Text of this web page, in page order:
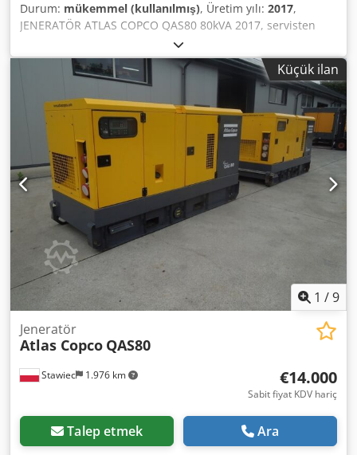
Durum: mükemmel (kullanılmış), Üretim yılı: 2017,
JENERATÖR ATLAS COPCO QAS80 80kVA 2017, servisten
sonra Teknik bilgiler: Güç: 80 kVA (64 kW) Üretim yılı: 2017
Motor: PERKINS Dkjdezdc Evepfx Ag Der Çalışma saati:
2870 saat Jeneratör tamamen çalışır durumda Net fiyat:
59.500 PLN Brüt fiyat: 73.185 PLN
Küçük ilan
1 /9
Stawiec 1.976 km
Jeneratör
Atlas Copco QAS80
€14.000
Sabit fiyat KDV hariç
Talep etmek Ara